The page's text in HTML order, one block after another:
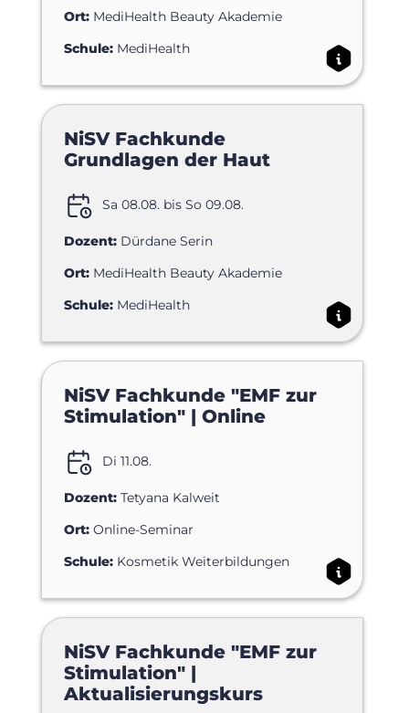
Ort: MediHealth Beauty Akademie
Schule: MediHealth
NiSV Fachkunde
Grundlagen der Haut
Sa 08.08. bis So 09.08.
Dozent: Dürdane Serin
Ort: MediHealth Beauty Akademie
Schule: MediHealth
NiSV Fachkunde "EMF zur
Stimulation" | Online
Di 11.08.
Dozent: Tetyana Kalweit
Ort: Online-Seminar
Schule: Kosmetik Weiterbildungen
NiSV Fachkunde "EMF zur
Stimulation" |
Aktualisierungskurs